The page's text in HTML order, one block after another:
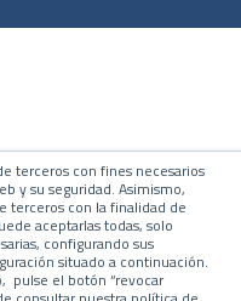
terceros con fines necesarios
y su seguridad. Asimismo,
terceros con la finalidad de
aceptarlas todas, solo
configurando sus
situado a continuación.
pulse el botón “revocar